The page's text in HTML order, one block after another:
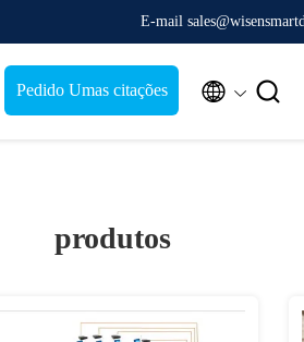
E-mail
Pedido Umas citações  
produtos